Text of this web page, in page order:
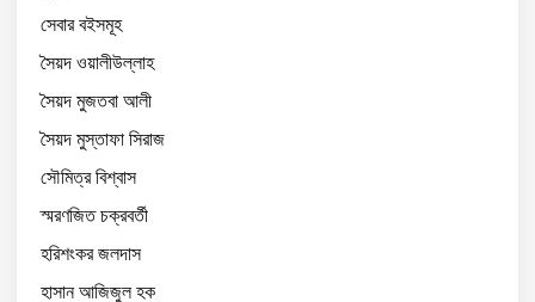
সেবার বইসমূহ
সৈয়দ ওয়ালীউল্লাহ
সৈয়দ মুজতবা আলী
সৈয়দ মুস্তাফা সিরাজ
সৌমিত্র বিশ্বাস
স্মরণজিত চক্রবর্তী
হরিশংকর জলদাস
হাসান আজিজুল হক